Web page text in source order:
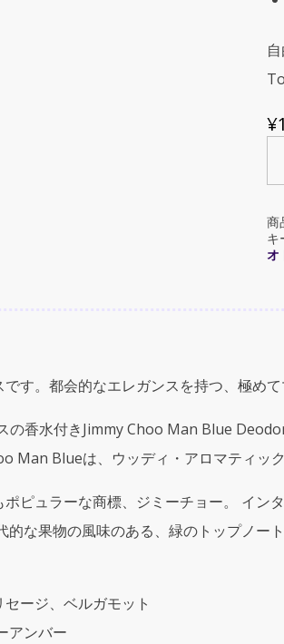
¥
(
ミ
ー
ブ
(
商
キ
オ
す。都会的なエレガンスを持つ、極め
の香水付きJimmy Choo Man Blue
Man Blueは、ウッディ・アロマティッ
ピュラーな商標、ジミーチョー。 イ
な果物の風味のある、緑のトップノ
ージ、ベルガモット
アンバー